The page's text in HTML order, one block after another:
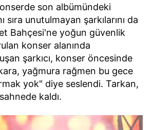
son albümündeki
sıra unutulmayan şarkılarını da
Bahçesi'ne yoğun güvenlik
konser alanında
şarkıcı, konser öncesinde
yağmura rağmen bu gece
yok" diye seslendi. Tarkan,
kaldı.